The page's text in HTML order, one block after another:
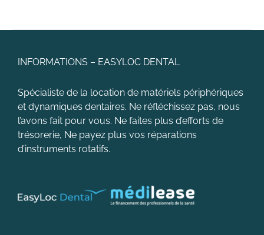
INFORMATIONS – EASYLOC DENTAL
Spécialiste de la location de matériels périphériques
et dynamiques dentaires. Ne réfléchissez pas, nous
l’avons fait pour vous. Ne faites plus d’efforts de
trésorerie, Ne payez plus vos réparations
d’instruments rotatifs.